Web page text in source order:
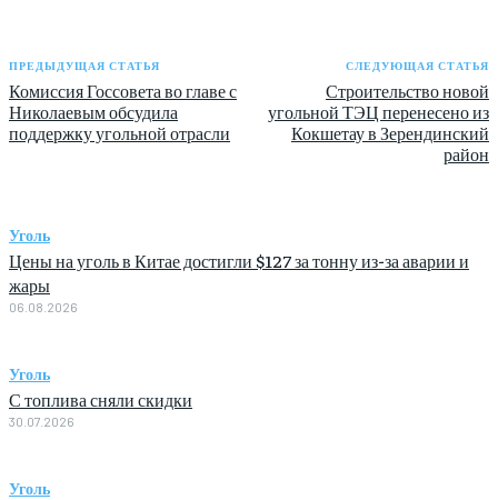
ПРЕДЫДУЩАЯ СТАТЬЯ
Комиссия Госсовета во главе с
Николаевым обсудила
поддержку угольной отрасли
СЛЕДУЮЩАЯ СТАТЬЯ
Строительство новой
угольной ТЭЦ перенесено из
Кокшетау в Зерендинский
район
Уголь
Цены на уголь в Китае достигли $127 за тонну из-за аварии и
жары
06.08.2026
Уголь
С топлива сняли скидки
30.07.2026
Уголь